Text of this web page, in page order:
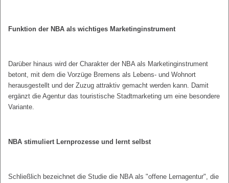
Funktion der NBA als wichtiges Marketinginstrument
Darüber hinaus wird der Charakter der NBA als Marketinginstrument
betont, mit dem die Vorzüge Bremens als Lebens- und Wohnort
herausgestellt und der Zuzug attraktiv gemacht werden kann. Damit
ergänzt die Agentur das touristische Stadtmarketing um eine besondere
Variante.
NBA stimuliert Lernprozesse und lernt selbst
Schließlich bezeichnet die Studie die NBA als "offene Lernagentur", die